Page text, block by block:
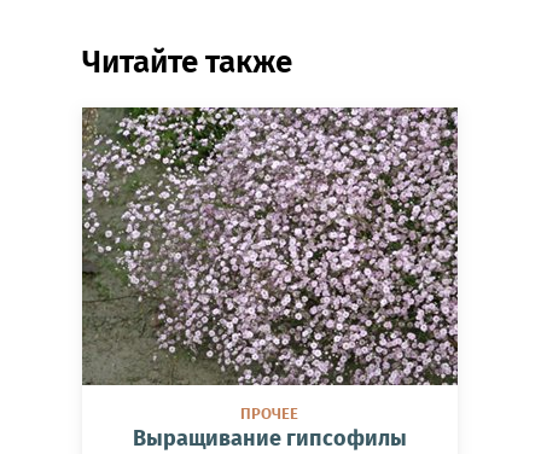
Читайте также
ПРОЧЕЕ
Выращивание гипсофилы